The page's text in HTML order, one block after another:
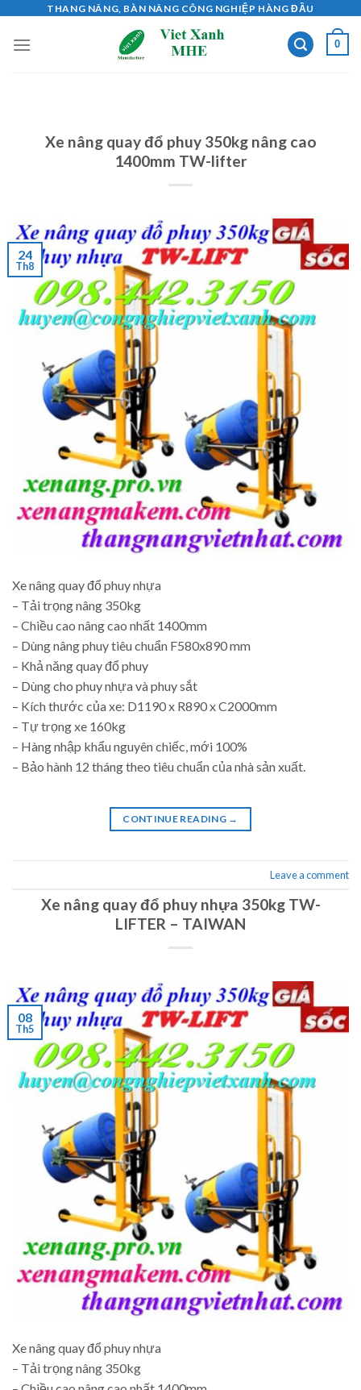
content
THANG NÂNG, BÀN NÂNG CÔNG NGHIỆP HÀNG ĐẦU
0
Xe nâng quay đổ phuy 350kg nâng cao
1400mm TW-lifter
24
Th8
Xe nâng quay đổ phuy nhựa
– Tải trọng nâng 350kg
– Chiều cao nâng cao nhất 1400mm
– Dùng nâng phuy tiêu chuẩn F580x890 mm
– Khả năng quay đổ phuy
– Dùng cho phuy nhựa và phuy sắt
– Kích thước của xe: D1190 x R890 x C2000mm
– Tự trọng xe 160kg
– Hàng nhập khẩu nguyên chiếc, mới 100%
– Bảo hành 12 tháng theo tiêu chuẩn của nhà sản xuất.
CONTINUE READING →
Leave a comment
Xe nâng quay đổ phuy nhựa 350kg TW-
LIFTER – TAIWAN
08
Th5
Xe nâng quay đổ phuy nhựa
– Tải trọng nâng 350kg